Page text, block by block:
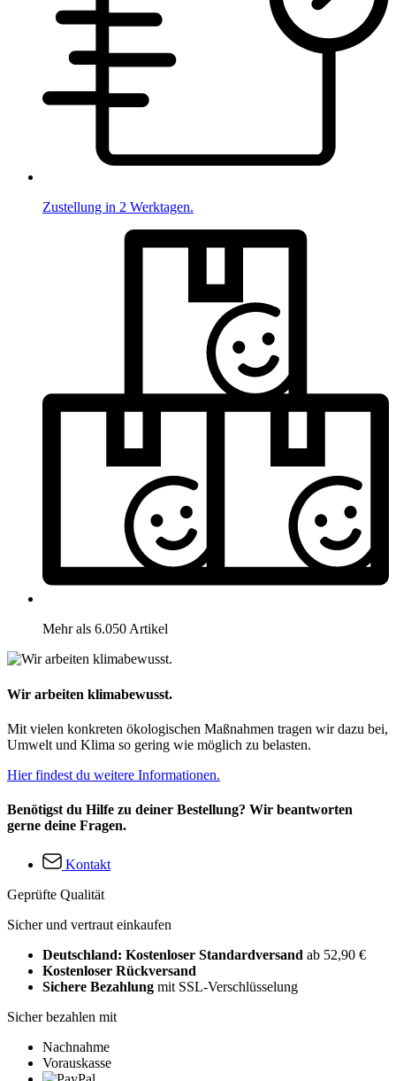
Zustellung in 2 Werktagen.
Mehr als 6.050 Artikel
Wir arbeiten klimabewusst.
Mit vielen konkreten ökologischen Maßnahmen tragen wir dazu bei,
Umwelt und Klima so gering wie möglich zu belasten.
Hier findest du weitere Informationen.
Benötigst du Hilfe zu deiner Bestellung? Wir beantworten
gerne deine Fragen.
Kontakt
Geprüfte Qualität
Sicher und vertraut einkaufen
Deutschland: Kostenloser Standardversand ab 52,90 €
Kostenloser Rückversand
Sichere Bezahlung mit SSL-Verschlüsselung
Sicher bezahlen mit
Nachnahme
Vorauskasse